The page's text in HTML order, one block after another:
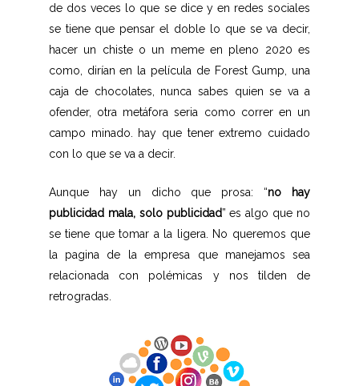
de dos veces lo que se dice y en redes sociales
se tiene que pensar el doble lo que se va decir,
hacer un chiste o un meme en pleno 2020 es
como, dirían en la película de Forest Gump, una
caja de chocolates, nunca sabes quien se va a
ofender, otra metáfora seria como correr en un
campo minado. hay que tener extremo cuidado
con lo que se va a decir.
Aunque hay un dicho que prosa: “no hay
publicidad mala, solo publicidad” es algo que no
se tiene que tomar a la ligera. No queremos que
la pagina de la empresa que manejamos sea
relacionada con polémicas y nos tilden de
retrogradas.